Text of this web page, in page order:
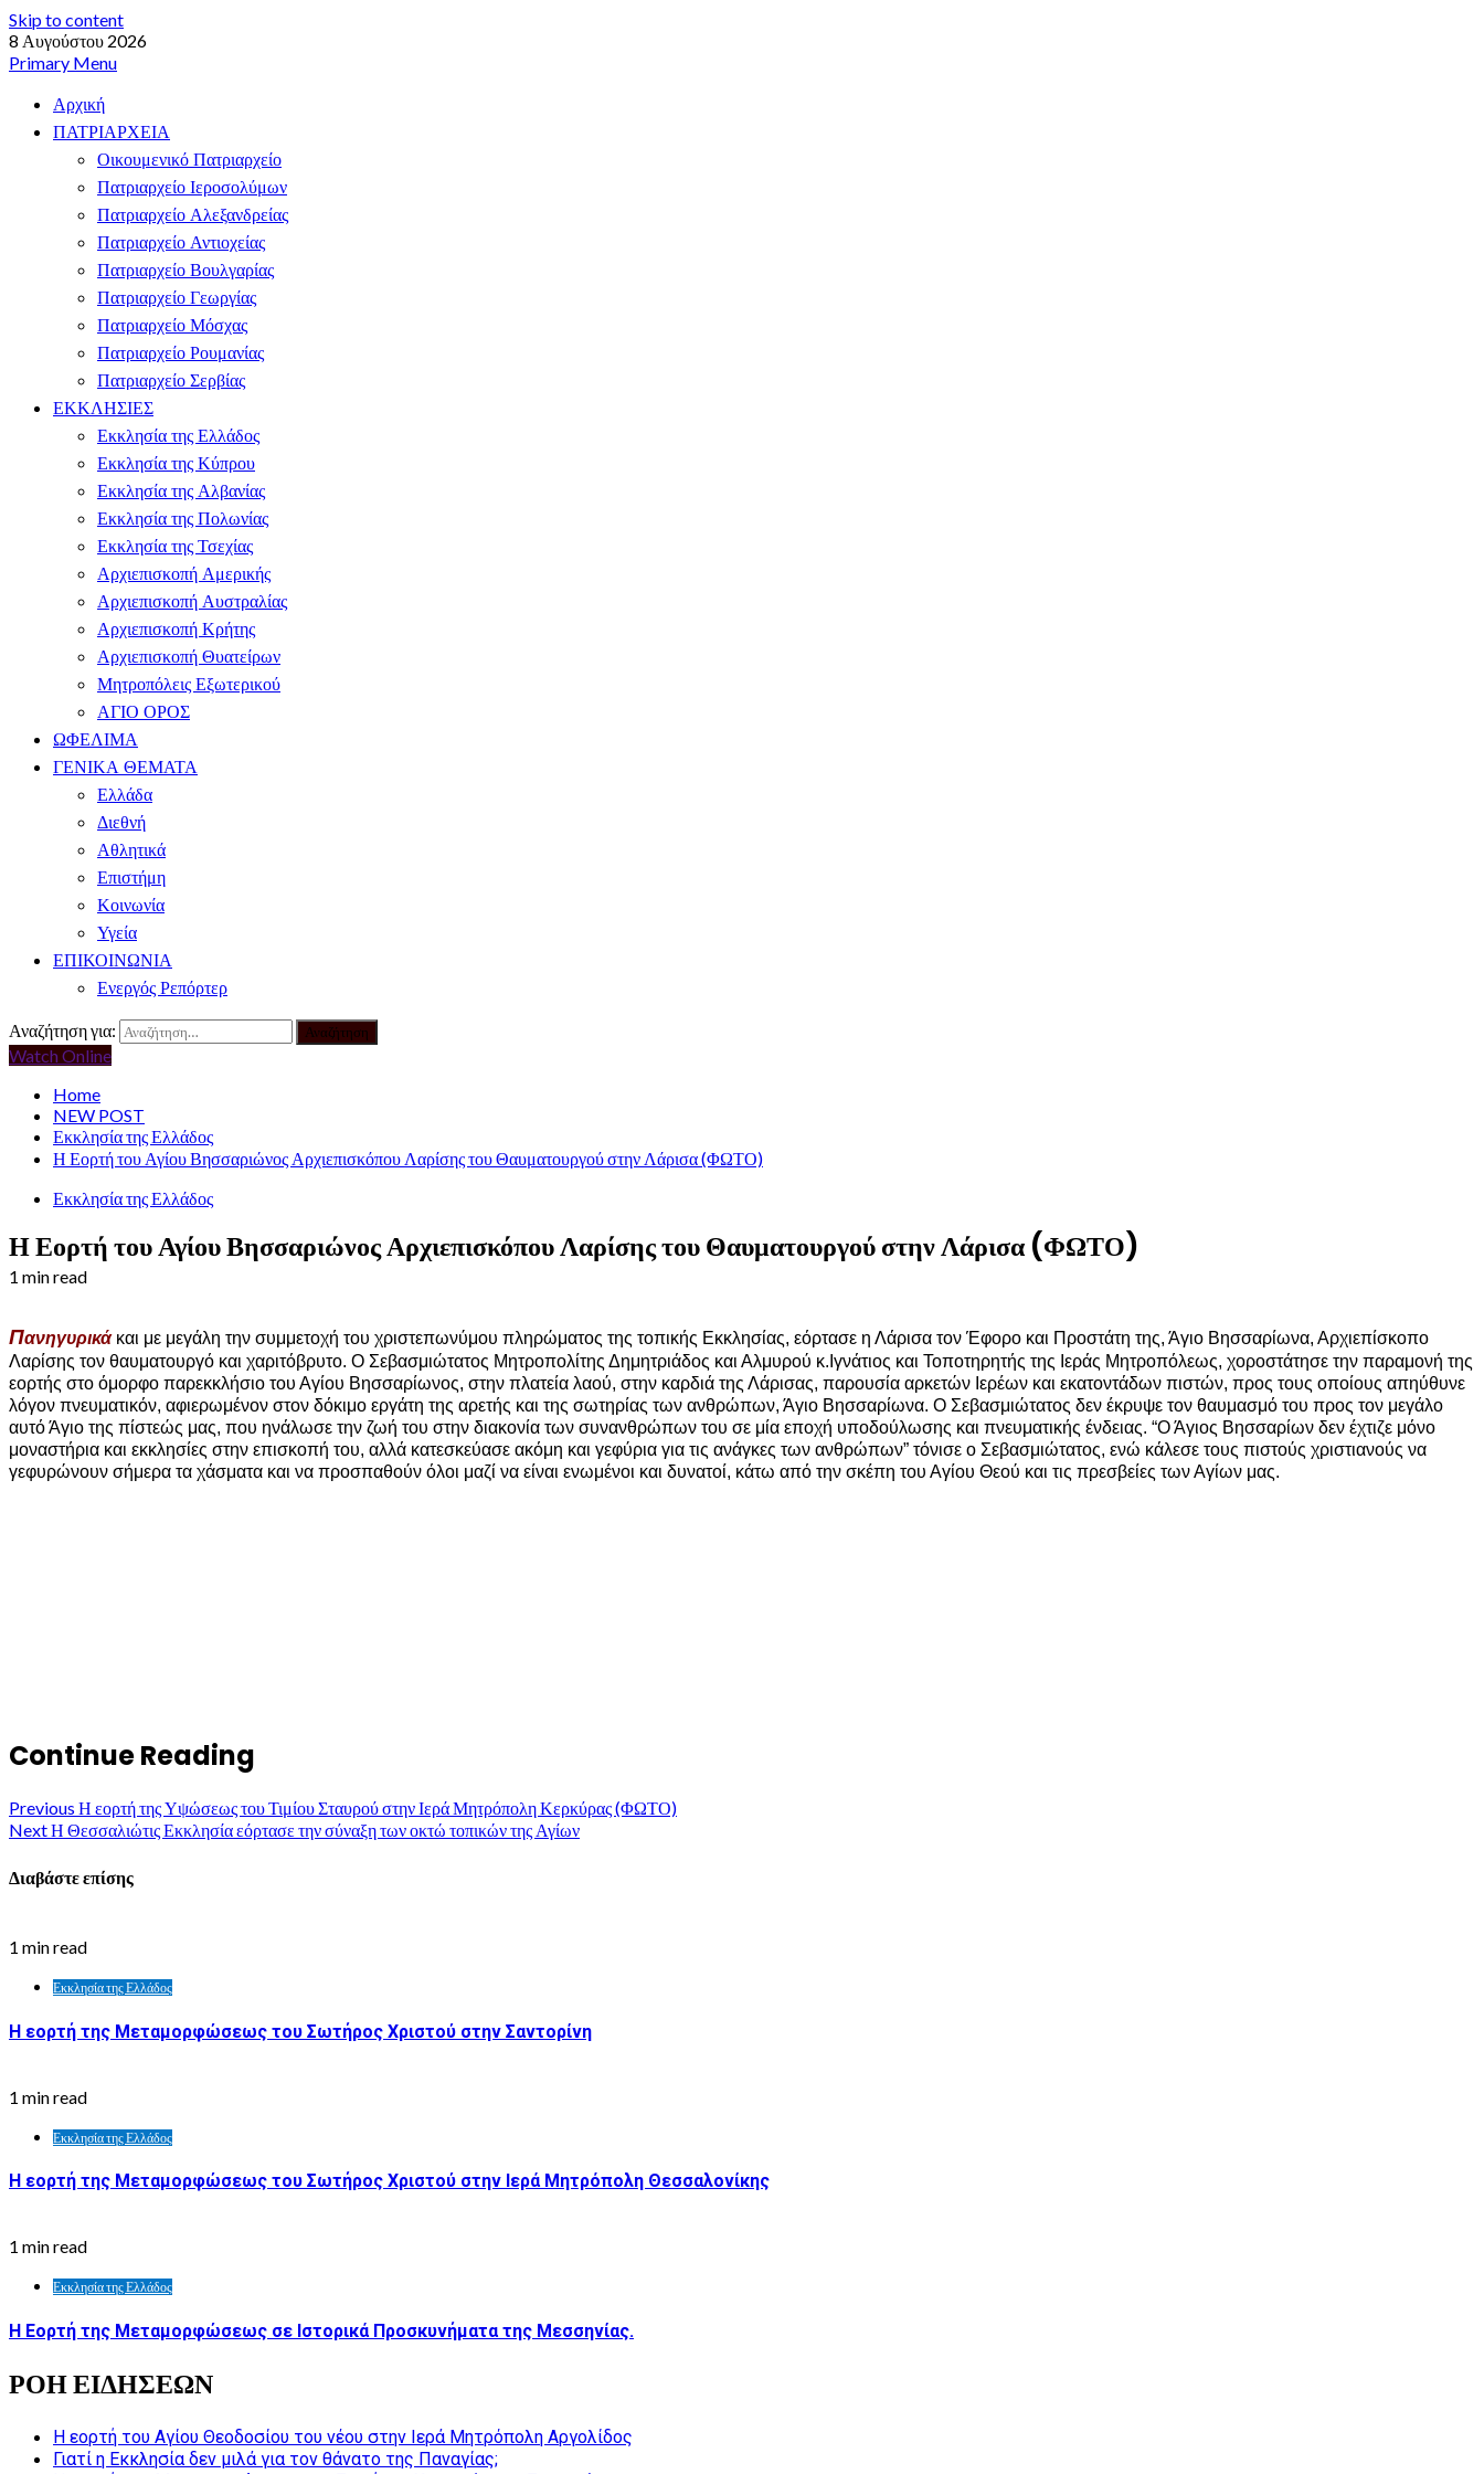
Skip to content
8 Αυγούστου 2026
Primary Menu
Αρχική
ΠΑΤΡΙΑΡΧΕΙΑ
Οικουμενικό Πατριαρχείο
Πατριαρχείο Ιεροσολύμων
Πατριαρχείο Αλεξανδρείας
Πατριαρχείο Αντιοχείας
Πατριαρχείο Βουλγαρίας
Πατριαρχείο Γεωργίας
Πατριαρχείο Μόσχας
Πατριαρχείο Ρουμανίας
Πατριαρχείο Σερβίας
ΕΚΚΛΗΣΙΕΣ
Εκκλησία της Ελλάδος
Εκκλησία της Κύπρου
Εκκλησία της Αλβανίας
Εκκλησία της Πολωνίας
Εκκλησία της Τσεχίας
Αρχιεπισκοπή Αμερικής
Αρχιεπισκοπή Αυστραλίας
Αρχιεπισκοπή Κρήτης
Αρχιεπισκοπή Θυατείρων
Μητροπόλεις Εξωτερικού
ΑΓΙΟ ΟΡΟΣ
ΩΦΕΛΙΜΑ
ΓΕΝΙΚΑ ΘΕΜΑΤΑ
Ελλάδα
Διεθνή
Αθλητικά
Επιστήμη
Κοινωνία
Υγεία
ΕΠΙΚΟΙΝΩΝΙΑ
Ενεργός Ρεπόρτερ
Αναζήτηση για:
Watch Online
Home
NEW POST
Εκκλησία της Ελλάδος
Η Εορτή του Αγίου Βησσαριώνος Αρχιεπισκόπου Λαρίσης του Θαυματουργού στην Λάρισα (ΦΩΤΟ)
Εκκλησία της Ελλάδος
Η Εορτή του Αγίου Βησσαριώνος Αρχιεπισκόπου Λαρίσης του Θαυματουργού στην Λάρισα (ΦΩΤΟ)
1 min read
Πανηγυρικάκαι με μεγάλη την συμμετοχή του χριστεπωνύμου πληρώματος της τοπικής Εκκλησίας, εόρτασε η Λάρισα τον Έφορο και Προστάτη της, Άγιο Βησσαρίωνα, Αρχιεπίσκοπο
Λαρίσης τον θαυματουργό και χαριτόβρυτο. Ο Σεβασμιώτατος Μητροπολίτης Δημητριάδος και Αλμυρού κ.Ιγνάτιος και Τοποτηρητής της Ιεράς Μητροπόλεως, χοροστάτησε την παραμονή της
εορτής στο όμορφο παρεκκλήσιο του Αγίου Βησσαρίωνος, στην πλατεία λαού, στην καρδιά της Λάρισας, παρουσία αρκετών Ιερέων και εκατοντάδων πιστών, προς τους οποίους απηύθυνε
λόγον πνευματικόν, αφιερωμένον στον δόκιμο εργάτη της αρετής και της σωτηρίας των ανθρώπων, Άγιο Βησσαρίωνα. Ο Σεβασμιώτατος δεν έκρυψε τον θαυμασμό του προς τον μεγάλο
αυτό Άγιο της πίστεώς μας, που ηνάλωσε την ζωή του στην διακονία των συνανθρώπων του σε μία εποχή υποδούλωσης και πνευματικής ένδειας. “Ο Άγιος Βησσαρίων δεν έχτιζε μόνο
μοναστήρια και εκκλησίες στην επισκοπή του, αλλά κατεσκεύασε ακόμη και γεφύρια για τις ανάγκες των ανθρώπων” τόνισε ο Σεβασμιώτατος, ενώ κάλεσε τους πιστούς χριστιανούς να
γεφυρώνουν σήμερα τα χάσματα και να προσπαθούν όλοι μαζί να είναι ενωμένοι και δυνατοί, κάτω από την σκέπη του Αγίου Θεού και τις πρεσβείες των Αγίων μας.
Continue Reading
Previous Η εορτή της Υψώσεως του Τιμίου Σταυρού στην Ιερά Μητρόπολη Κερκύρας (ΦΩΤΟ)
NextΗ Θεσσαλιώτις Εκκλησία εόρτασε την σύναξη των οκτώ τοπικών της Αγίων
Διαβάστε επίσης
1 min read
Εκκλησία της Ελλάδος
Η εορτή της Μεταμορφώσεως του Σωτήρος Χριστού στην Σαντορίνη
1 min read
Εκκλησία της Ελλάδος
Η εορτή της Μεταμορφώσεως του Σωτήρος Χριστού στην Ιερά Μητρόπολη Θεσσαλονίκης
1 min read
Εκκλησία της Ελλάδος
Η Εορτή της Μεταμορφώσεως σε Ιστορικά Προσκυνήματα της Μεσσηνίας.
ΡΟΗ ΕΙΔΗΣΕΩΝ
Η εορτή του Αγίου Θεοδοσίου του νέου στην Ιερά Μητρόπολη Αργολίδος
Γιατί η Εκκλησία δεν μιλά για τον θάνατο της Παναγίας;